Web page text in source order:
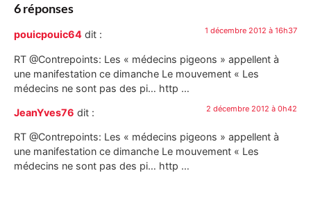
6 réponses
pouicpouic64 dit : 1 décembre 2012 à 16h37
RT @Contrepoints: Les « médecins pigeons » appellent à
une manifestation ce dimanche Le mouvement « Les
médecins ne sont pas des pi… http …
JeanYves76 dit : 2 décembre 2012 à 0h42
RT @Contrepoints: Les « médecins pigeons » appellent à
une manifestation ce dimanche Le mouvement « Les
médecins ne sont pas des pi… http …